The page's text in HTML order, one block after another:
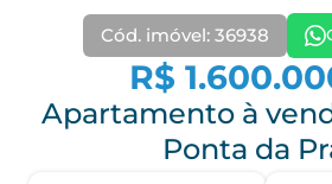
Cód. imóvel: 36938
R$
Apartamento à
Ponta da